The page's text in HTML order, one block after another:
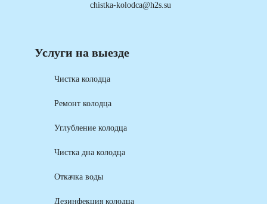
Услуги на выезде
Чистка колодца
Ремонт колодца
Углубление колодца
Чистка дна колодца
Откачка воды
Дезинфекция колодца
chistka-kolodca@h2s.su